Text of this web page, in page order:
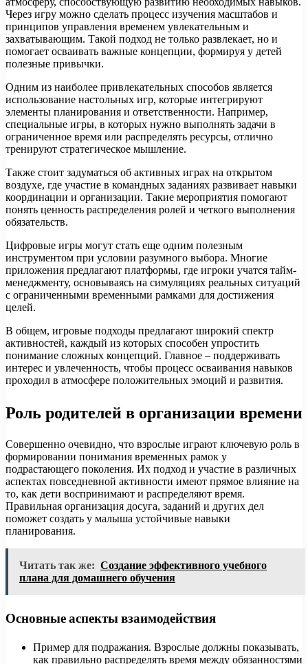
Через игру можно сделать процесс изучения масштабов и
принципов управления временем увлекательным и
захватывающим. Такой подход не только развлекает, но и
помогает осваивать важные концепции, формируя у детей
полезные привычки.
Одним из наиболее привлекательных способов является
использование настольных игр, которые интегрируют
элементы планирования и ответственности. Например,
специальные игры, в которых нужно выполнять задачи в
ограниченное время или распределять ресурсы, отлично
тренируют стратегическое мышление.
Также стоит задуматься об активных играх на открытом
воздухе, где участие в командных заданиях развивает навыки
координации и организации. Такие мероприятия помогают
понять ценность распределения ролей и четкого выполнения
обязательств.
Цифровые игры могут стать еще одним полезным
инструментом при условии разумного выбора. Многие
приложения предлагают платформы, где игроки учатся тайм-
менеджменту, основываясь на симуляциях реальных ситуаций
с ограниченными временными рамками для достижения
целей.
В общем, игровые подходы предлагают широкий спектр
активностей, каждый из которых способен упростить
понимание сложных концепций. Главное – поддерживать
интерес и увлеченность, чтобы процесс осваивания навыков
проходил в атмосфере положительных эмоций и развития.
Роль родителей в организации времени
Совершенно очевидно, что взрослые играют ключевую роль в
формировании понимания временных рамок у
подрастающего поколения. Их подход и участие в различных
аспектах повседневной активности имеют прямое влияние на
то, как дети воспринимают и распределяют время.
Правильная организация досуга, заданий и других дел
поможет создать у малыша устойчивые навыки
планирования.
Читать так же: Создание эффективного учебного
плана для домашнего обучения
Основные аспекты взаимодействия
Пример для подражания. Взрослые должны показывать,
как правильно распределять время между обязанностями